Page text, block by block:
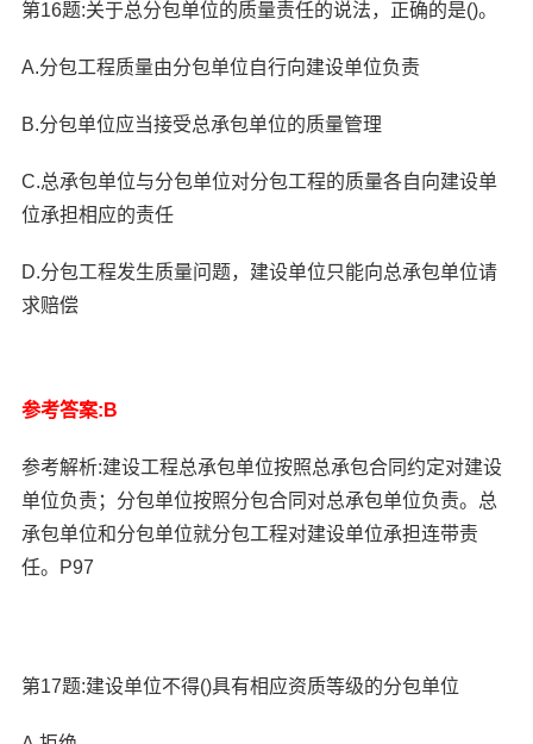
第16题:关于总分包单位的质量责任的说法，正确的是()。
A.分包工程质量由分包单位自行向建设单位负责
B.分包单位应当接受总承包单位的质量管理
C.总承包单位与分包单位对分包工程的质量各自向建设单
位承担相应的责任
D.分包工程发生质量问题，建设单位只能向总承包单位请
求赔偿
参考答案:B
参考解析:建设工程总承包单位按照总承包合同约定对建设
单位负责；分包单位按照分包合同对总承包单位负责。总
承包单位和分包单位就分包工程对建设单位承担连带责
任。P97
第17题:建设单位不得()具有相应资质等级的分包单位